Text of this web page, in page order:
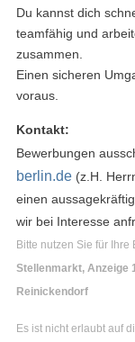
Du kannst dich
teamfähig und
zusammen.
Einen sicheren
voraus.
Kontakt:
Bewerbungen
berlin.de (z.H.
einen
wir bei Interesse
Bitte nutzen Sie für
Stellenmarkt, Anzeige
Reinickendorf
Es ist nicht erlaubt auf